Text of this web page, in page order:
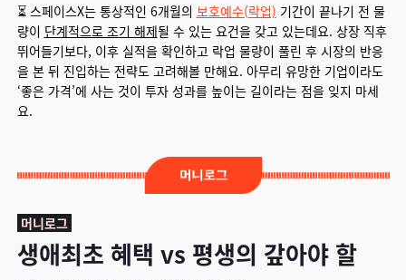
⏳ 스페이스X는 통상적인 6개월의 보호예수(락업) 기간이 끝나기 전 물
량이 단계적으로 조기 해제될 수 있는 요건을 갖고 있는데요. 상장 직후
뛰어들기보다, 이후 실적을 확인하고 락업 물량이 풀린 후 시장의 반응
을 본 뒤 진입하는 전략도 고려해볼 만해요. 아무리 유망한 기업이라도
‘좋은 가격’에 사는 것이 투자 성과를 높이는 길이라는 점을 잊지 마세
요.
머니로그
생애최초 혜택 vs 평생의 갚아야 할